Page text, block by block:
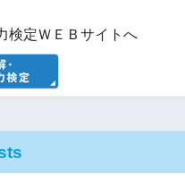
検定ＷＥＢサイトへ